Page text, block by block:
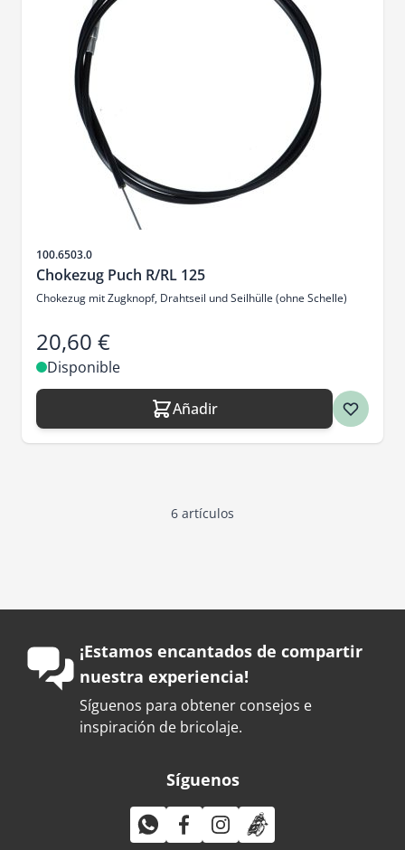
SKU
100.6503.0
Chokezug Puch R/RL 125
Chokezug mit Zugknopf, Drahtseil und Seilhülle (ohne Schelle)
20,60 €
Disponible
Añadir
6 artículos
¡Estamos encantados de compartir
nuestra experiencia!
Síguenos para obtener consejos e
inspiración de bricolaje.
Síguenos